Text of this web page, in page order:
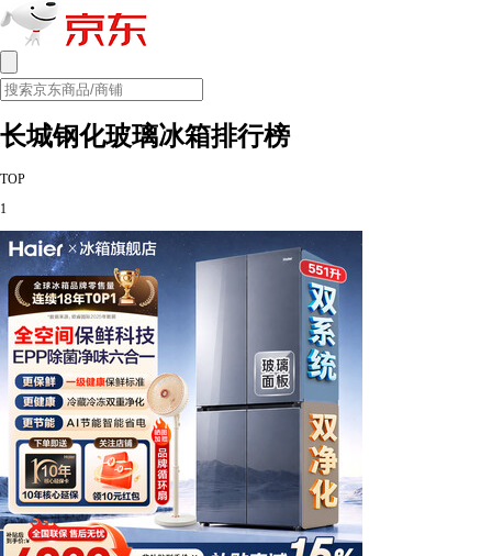
长城钢化玻璃冰箱排行榜
TOP
1